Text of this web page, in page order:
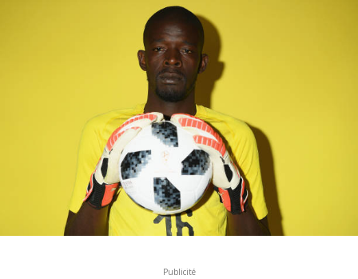
Publicité